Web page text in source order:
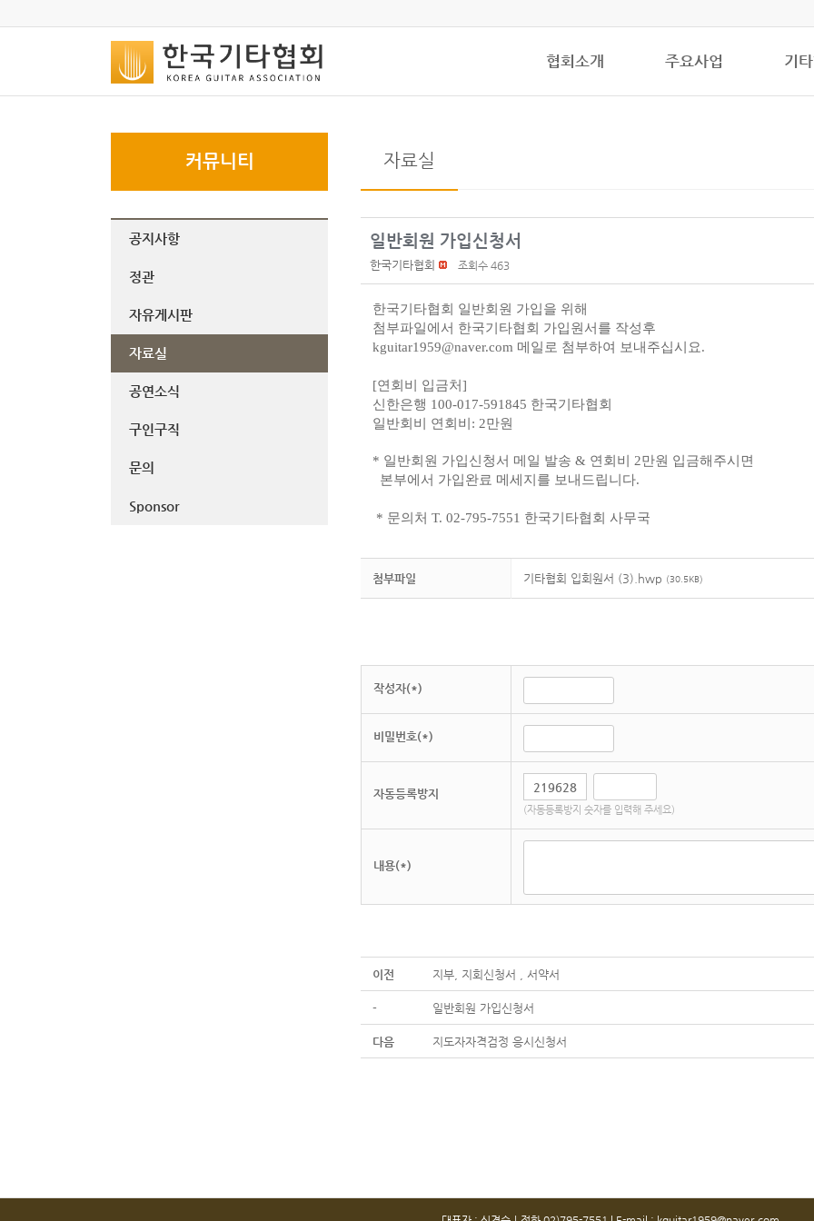
협회소개 주요사업 기
커뮤니티
공지사항
정관
자유게시판
자료실
공연소식
구인구직
문의
Sponsor
자료실
일반회원 가입신청서
한국기타협회 조회수 463
한국기타협회 일반회원 가입을 위해
첨부파일에서 한국기타협회 가입원서를 작성후
kguitar1959@naver.com 메일로 첨부하여 보내주십시요.
[연회비 입금처]
신한은행 100-017-591845 한국기타협회
일반회비 연회비: 2만원
* 일반회원 가입신청서 메일 발송 & 연회비 2만원 입금해주시면
본부에서 가입완료 메세지를 보내드립니다.
* 문의처 T. 02-795-7551 한국기타협회 사무국
첨부파일 기타협회 입회원서 (3).hwp (30.5KB)
작성자(*)
비밀번호(*)
자동등록방지
(자동등록방지 숫자를 입력해 주세요)
내용(*)
이전 지부, 지회신청서 , 서약서
- 일반회원 가입신청서
다음 지도자자격검정 응시신청서